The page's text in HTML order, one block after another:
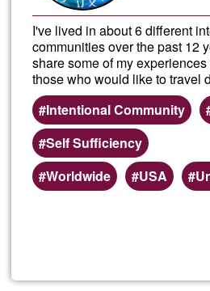
I've lived in about 6 different
communities over the past 12
share some of my
those who would like to travel
Intentional Community
Self Sufficiency
Worldwide
USA